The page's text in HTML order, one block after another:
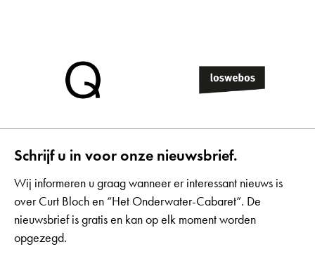
Schrijf u in voor onze nieuwsbrief.
Wij informeren u graag wanneer er interessant nieuws is
over Curt Bloch en “Het Onderwater-Cabaret”. De
nieuwsbrief is gratis en kan op elk moment worden
opgezegd.